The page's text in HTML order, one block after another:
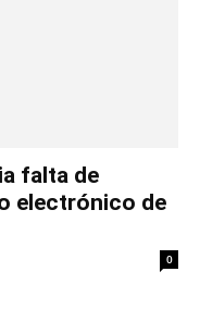
falta de
electrónico de
0